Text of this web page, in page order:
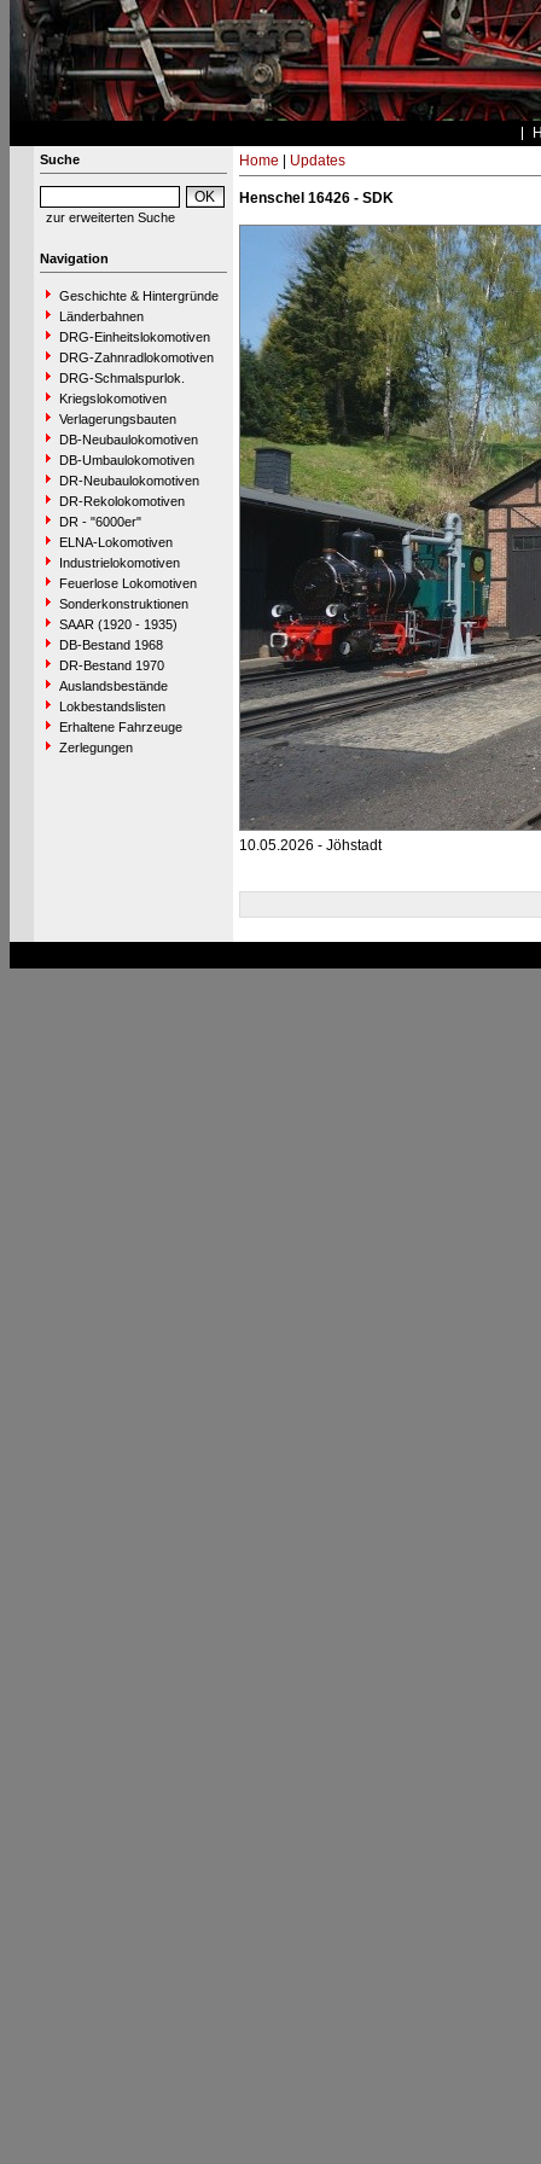
Suche
zur erweiterten Suche
Navigation
Geschichte & Hintergründe
Länderbahnen
DRG-Einheitslokomotiven
DRG-Zahnradlokomotiven
DRG-Schmalspurlok.
Kriegslokomotiven
Verlagerungsbauten
DB-Neubaulokomotiven
DB-Umbaulokomotiven
DR-Neubaulokomotiven
DR-Rekolokomotiven
DR - "6000er"
ELNA-Lokomotiven
Industrielokomotiven
Feuerlose Lokomotiven
Sonderkonstruktionen
SAAR (1920 - 1935)
DB-Bestand 1968
DR-Bestand 1970
Auslandsbestände
Lokbestandslisten
Erhaltene Fahrzeuge
Zerlegungen
Home Updates
Henschel 16426 - SDK
10.05.2026 - Jöhstadt